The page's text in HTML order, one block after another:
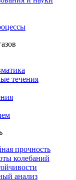
течения
прочность
колебаний
анализ